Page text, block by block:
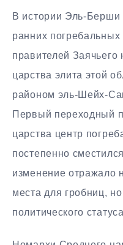
В истории Эль-Берши
ранних
правителей
царства элита этой
районом эль-Шейх-
Первый переходный
царства центр
постепенно
изменение отражало
места для гробниц,
политического